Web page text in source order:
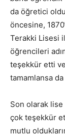
da öğretici
öncesine,
Terakki Lisesi
öğrencileri
teşekkür etti
tamamlansa da
Son olarak
çok teşekkür
mutlu